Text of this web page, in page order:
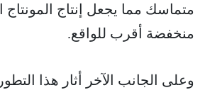
متماسك مما يجعل إنتاج المونتاج
منخفضة أقرب للواقع.
وعلى الجانب الآخر أثار هذا